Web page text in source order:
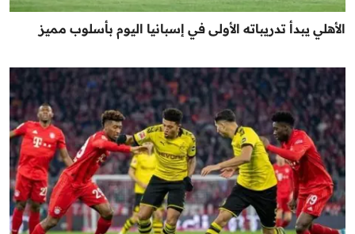
الأهلي يبدأ تدريباته الأولى في إسبانيا اليوم بأسلوب مميز